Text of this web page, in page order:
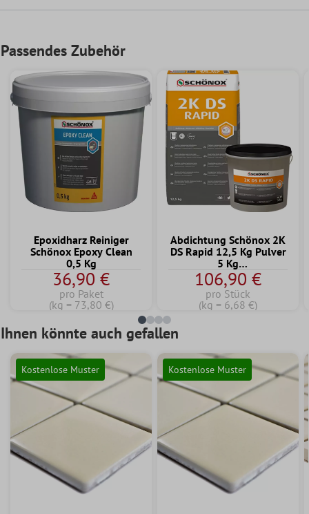
Passendes Zubehör
Epoxidharz Reiniger
Schönox Epoxy Clean
0,5 Kg
36,90 €
pro Paket
(kg = 73,80 €)
Abdichtung Schönox 2K
DS Rapid 12,5 Kg Pulver
5 Kg
Dispersionskomponente
106,90 €
pro Stück
(kg = 6,68 €)
Ihnen könnte auch gefallen
Kostenlose Muster Kostenlose Muster